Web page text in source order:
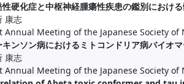
性硬化症と中枢神経腫瘍性疾患の鑑別におけ
康志
Annual Meeting of the Japanese Society of
キンソン病におけるミトコンドリア病バイオ
康志
Annual Meeting of the Japanese Society of